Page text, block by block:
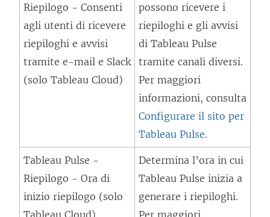
t
i
u
n
Riepilogo - Consenti
agli utenti di ricevere
riepiloghi e avvisi
tramite e-mail e Slack
(solo Tableau Cloud)
possono ricevere i
riepiloghi e gli avvisi
di Tableau Pulse
tramite canali diversi.
Per maggiori
informazioni, consulta
Configurare il sito per
Tableau Pulse.
Tableau Pulse -
Riepilogo - Ora di
inizio riepilogo (solo
Tableau Cloud)
Determina l’ora in cui
Tableau Pulse inizia a
generare i riepiloghi.
Per maggiori